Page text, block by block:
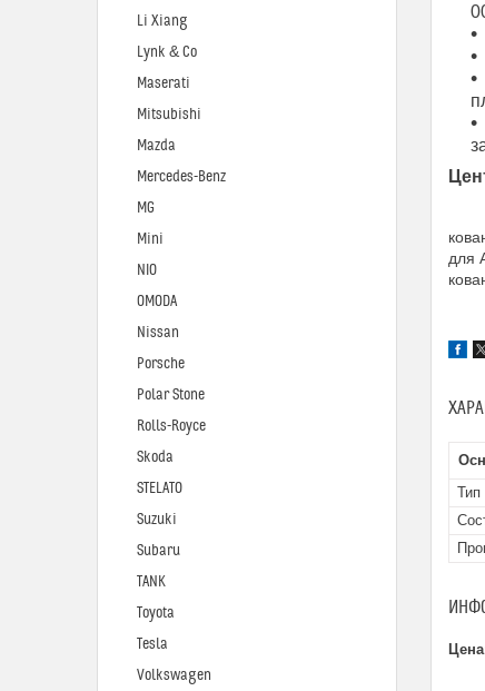
для
Тип
Li Xiang
Lynk & Co
Maserati
Mitsubishi
Mazda
Mercedes-Benz
MG
Mini
NIO
OMODA
Nissan
Porsche
Polar Stone
Rolls-Royce
Skoda
STELATO
Suzuki
Subaru
TANK
Toyota
Tesla
Volkswagen